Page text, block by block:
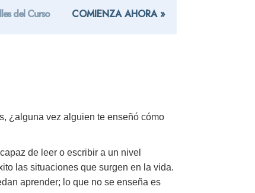
del Curso COMIENZA AHORA »
¿alguna vez alguien te enseñó cómo
de leer o escribir a un nivel
las situaciones que surgen en la vida.
aprender; lo que no se enseña es